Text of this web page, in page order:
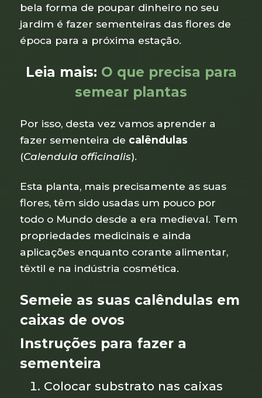
bela forma de poupar dinheiro no seu
jardim é fazer sementeiras das flores de
época para a próxima estação.
Leia mais: O que precisa para
semear plantas
Por isso, desta vez vamos aprender a
fazer sementeira de calêndulas
(Calendula officinalis).
Esta planta, mais precisamente as suas
flores, têm sido usadas um pouco por
todo o Mundo desde a era medieval. Tem
propriedades medicinais e ainda
aplicações enquanto corante alimentar,
têxtil e na indústria cosmética.
Semeie as suas calêndulas em
caixas de ovos
Instruções para fazer a
sementeira
Colocar substrato nas caixas